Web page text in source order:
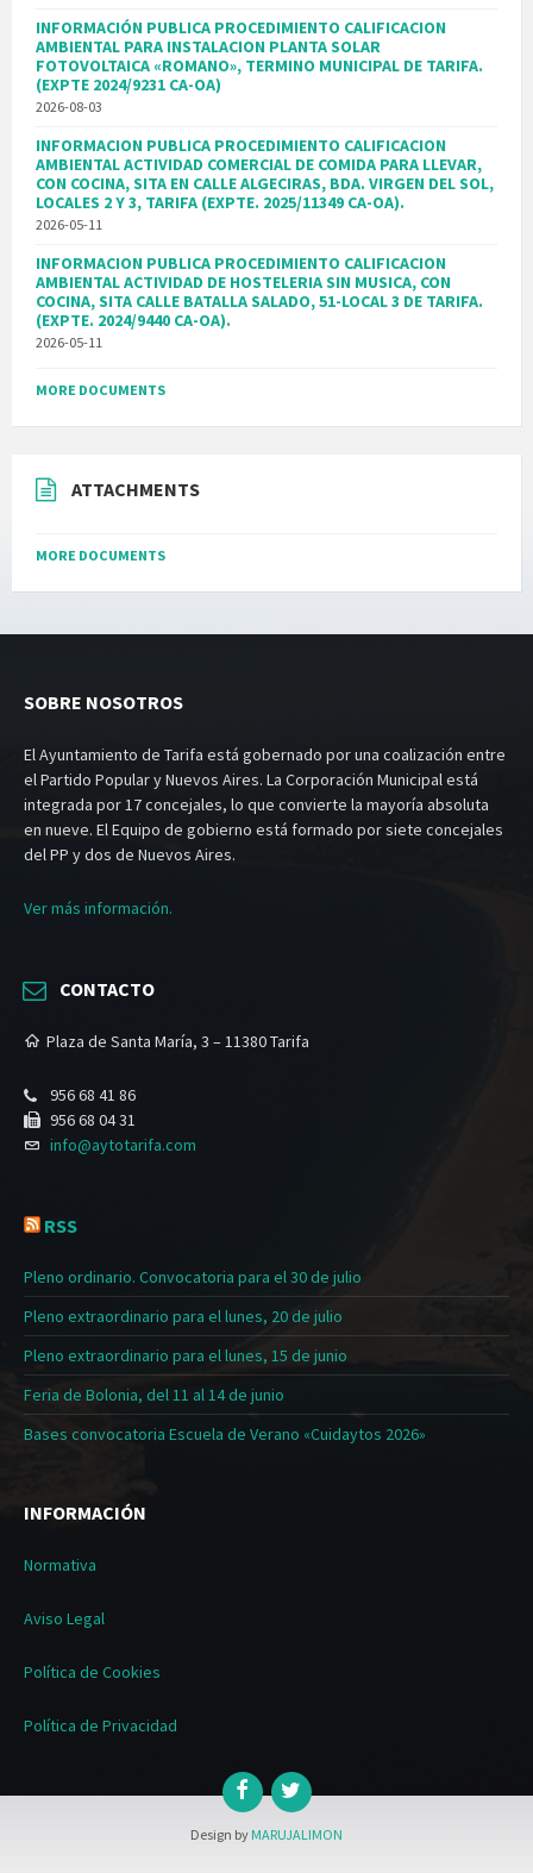
INFORMACIÓN PUBLICA PROCEDIMIENTO CALIFICACION
AMBIENTAL PARA INSTALACION PLANTA SOLAR
FOTOVOLTAICA «ROMANO», TERMINO MUNICIPAL DE TARIFA.
(EXPTE 2024/9231 CA-OA)
2026-08-03
INFORMACION PUBLICA PROCEDIMIENTO CALIFICACION
AMBIENTAL ACTIVIDAD COMERCIAL DE COMIDA PARA LLEVAR,
CON COCINA, SITA EN CALLE ALGECIRAS, BDA. VIRGEN DEL SOL,
LOCALES 2 Y 3, TARIFA (EXPTE. 2025/11349 CA-OA).
2026-05-11
INFORMACION PUBLICA PROCEDIMIENTO CALIFICACION
AMBIENTAL ACTIVIDAD DE HOSTELERIA SIN MUSICA, CON
COCINA, SITA CALLE BATALLA SALADO, 51-LOCAL 3 DE TARIFA.
(EXPTE. 2024/9440 CA-OA).
2026-05-11
MORE DOCUMENTS
ATTACHMENTS
MORE DOCUMENTS
SOBRE NOSOTROS
El Ayuntamiento de Tarifa está gobernado por una coalización entre
el Partido Popular y Nuevos Aires. La Corporación Municipal está
integrada por 17 concejales, lo que convierte la mayoría absoluta
en nueve. El Equipo de gobierno está formado por siete concejales
del PP y dos de Nuevos Aires.
Ver más información.
CONTACTO
Plaza de Santa María, 3 – 11380 Tarifa
956 68 41 86
956 68 04 31
info@aytotarifa.com
RSS
Pleno ordinario. Convocatoria para el 30 de julio
Pleno extraordinario para el lunes, 20 de julio
Pleno extraordinario para el lunes, 15 de junio
Feria de Bolonia, del 11 al 14 de junio
Bases convocatoria Escuela de Verano «Cuidaytos 2026»
INFORMACIÓN
Normativa
Aviso Legal
Política de Cookies
Política de Privacidad
Design by MARUJALIMON